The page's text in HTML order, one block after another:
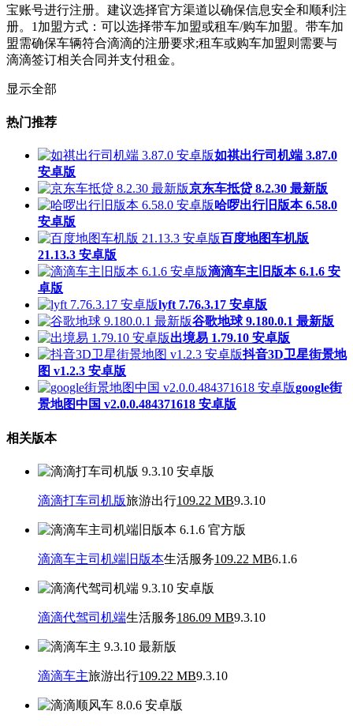
宝账号进行注册。建议选择官方渠道以确保信息安全和顺利注
册。‌1‌加盟方式‌：可以选择带车加盟或租车/购车加盟。带车加
盟需确保车辆符合滴滴的注册要求;租车或购车加盟则需要与
滴滴签订相关合同并支付租金。
显示全部
热门推荐
如祺出行司机端 3.87.0
安卓版
京东车抵贷 8.2.30 最新版
哈啰出行旧版本 6.58.0
安卓版
百度地图车机版
21.13.3 安卓版
滴滴车主旧版本 6.1.6 安
卓版
lyft 7.76.3.17 安卓版
谷歌地球 9.180.0.1 最新版
出境易 1.79.10 安卓版
抖音3D卫星街景地
图 v1.2.3 安卓版
google街
景地图中国 v2.0.0.484371618 安卓版
相关版本
滴滴打车司机版旅游出行109.22 MB9.3.10
滴滴车主司机端旧版本生活服务109.22 MB6.1.6
滴滴代驾司机端生活服务186.09 MB9.3.10
滴滴车主旅游出行109.22 MB9.3.10